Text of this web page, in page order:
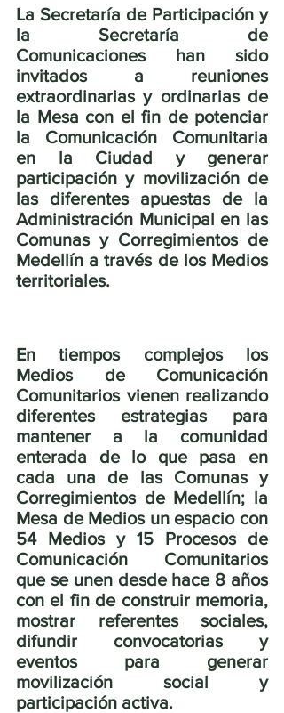
La Secretaría de Participación y
la Secretaría de
Comunicaciones han sido
invitados a reuniones
extraordinarias y ordinarias de
la Mesa con el fin de potenciar
la Comunicación Comunitaria
en la Ciudad y generar
participación y movilización de
las diferentes apuestas de la
Administración Municipal en las
Comunas y Corregimientos de
Medellín a través de los Medios
territoriales.
En tiempos complejos los
Medios de Comunicación
Comunitarios vienen realizando
diferentes estrategias para
mantener a la comunidad
enterada de lo que pasa en
cada una de las Comunas y
Corregimientos de Medellín; la
Mesa de Medios un espacio con
54 Medios y 15 Procesos de
Comunicación Comunitarios
que se unen desde hace 8 años
con el fin de construir memoria,
mostrar referentes sociales,
difundir convocatorias y
eventos para generar
movilización social y
participación activa.